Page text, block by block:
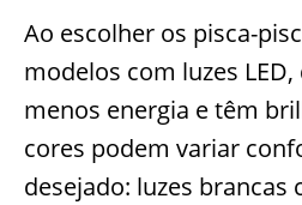
Ao escolher os pisca-
modelos com luzes
menos energia e têm
cores podem variar
desejado: luzes